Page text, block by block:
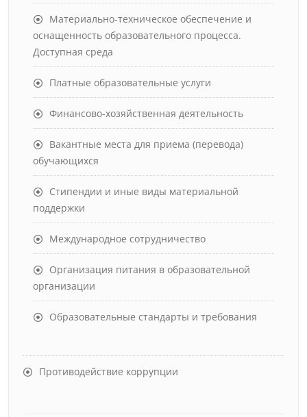
Материально-техническое обеспечение и
оснащенность образовательного процесса.
Доступная среда
Платные образовательные услуги
Финансово-хозяйственная деятельность
Вакантные места для приема (перевода)
обучающихся
Стипендии и иные виды материальной
поддержки
Международное сотрудничество
Организация питания в образовательной
организации
Образовательные стандарты и требования
Противодействие коррупции